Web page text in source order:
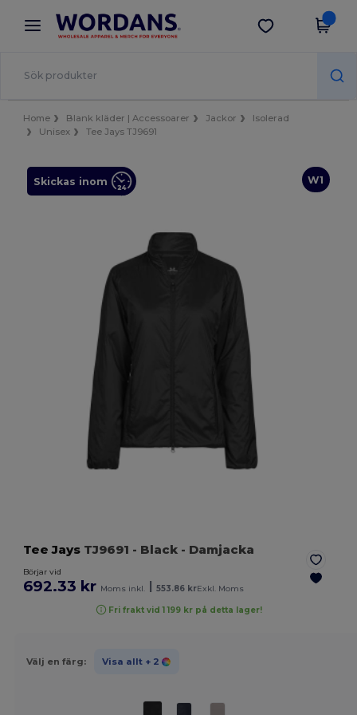
× Wordans-app
Bättre priser i appen!
Hämta app
Home Blank kläder | Accessoarer Jackor
Isolerad
Unisex
Tee Jays TJ9691
W1
Skickas inom
Tee Jays TJ9691 - Black - Damjacka
Börjar vid
692.33 kr Moms inkl. 553.86 krExkl. Moms
Fri frakt vid 1 199 kr på detta lager!
Välj en färg: Visa allt + 2